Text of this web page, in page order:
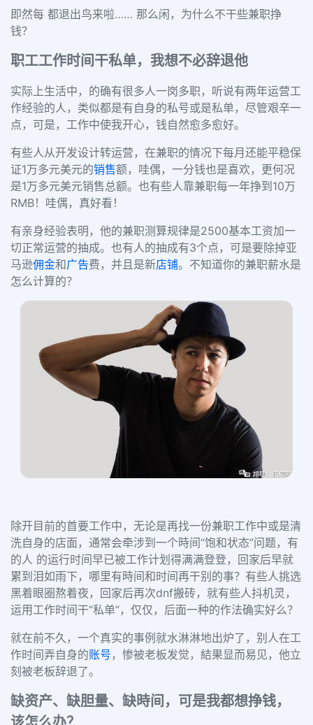
即然每 都退出鸟来啦…… 那么闲，为什么不干些兼职挣
钱？
职工工作时间干私单，我想不必辞退他
实际上生活中，的确有很多人一岗多职，听说有两年运营工
作经验的人，类似都是有自身的私号或是私单，尽管艰辛一
点，可是，工作中使我开心，钱自然愈多愈好。
有些人从开发设计转运营，在兼职的情况下每月还能平稳保
证1万多元美元的销售额，哇偶，一分钱也是喜欢，更何况
是1万多元美元销售总额。也有些人靠兼职每一年挣到10万
RMB！哇偶，真好看！
有亲身经验表明，他的兼职测算规律是2500基本工资加一
切正常运营的抽成。也有人的抽成有3个点，可是要除掉亚
马逊佣金和广告费，并且是新店铺。不知道你的兼职薪水是
怎么计算的？
除开目前的首要工作中，无论是再找一份兼职工作中或是清
洗自身的店面，通常会牵涉到一个時间“饱和状态”问题，有
的人 的运行时间早已被工作计划得满满登登，回家后早就
累到泪如雨下，哪里有時间和时间再干别的事？有些人挑选
黑着眼圈熬着夜，回家后再次dnf搬砖，就有些人抖机灵，
运用工作时间干“私单”，仅仅，后面一种的作法确实好么？
就在前不久，一个真实的事例就水淋淋地出炉了，别人在工
作时间弄自身的账号 ，惨被老板发觉，結果显而易见，他立
刻被老板辞退了。
缺资产、缺胆量、缺時间，可是我都想挣钱，